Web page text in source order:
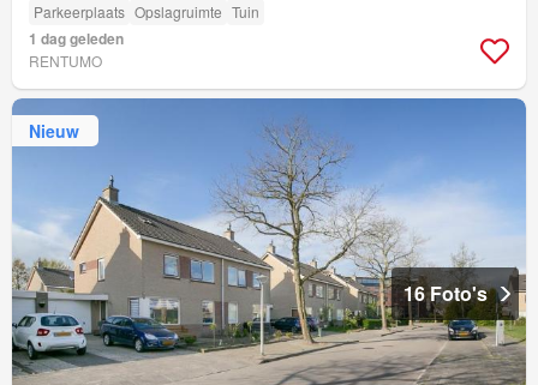
Parkeerplaats Opslagruimte Tuin
1 dag geleden
RENTUMO
Nieuw
16 Foto's